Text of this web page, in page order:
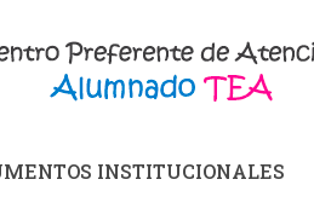
INSTITUCIONALES